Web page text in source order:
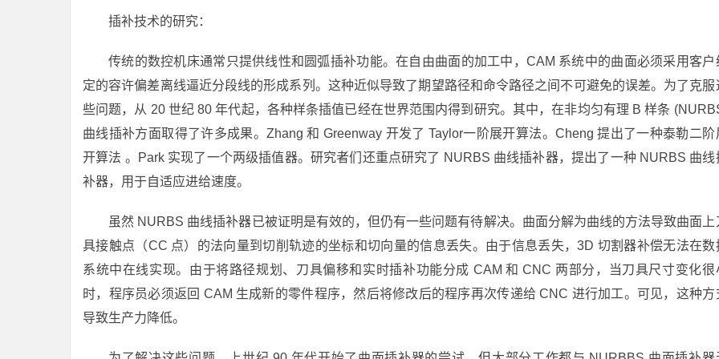
插补技术的研究：
传统的数控机床通常只提供线性和圆弧插补功能。在自由曲面的加工中，CAM 系统中的曲面必须采用客户
定的容许偏差离线逼近分段线的形成系列。这种近似导致了期望路径和命令路径之间不可避免的误差。为了克服
些问题，从 20 世纪 80 年代起，各种样条插值已经在世界范围内得到研究。其中，在非均匀有理 B 样条
曲线插补方面取得了许多成果。Zhang 和 Greenway 开发了 Taylor一阶展开算法。Cheng 提出了一种泰勒二阶
开算法 。Park 实现了一个两级插值器。研究者们还重点研究了 NURBS 曲线插补器，提出了一种 NURBS 曲线
补器，用于自适应进给速度。
虽然 NURBS 曲线插补器已被证明是有效的，但仍有一些问题有待解决。曲面分解为曲线的方法导致曲面上
具接触点（CC 点）的法向量到切削轨迹的坐标和切向量的信息丢失。由于信息丢失，3D 切割器补偿无法在数
系统中在线实现。由于将路径规划、刀具偏移和实时插补功能分成 CAM 和 CNC 两部分，当刀具尺寸变化很
时，程序员必须返回 CAM 生成新的零件程序，然后将修改后的程序再次传递给 CNC 进行加工。可见，这种方
导致生产力降低。